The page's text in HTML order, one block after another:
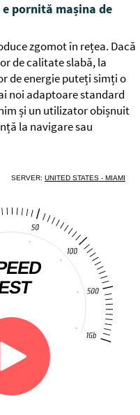
e pornită mașina de
zgomot în rețea. Dacă
de calitate slabă, la
de energie puteți simți o
noi adaptoare standard
și un utilizator obișnuit
la navigare sau